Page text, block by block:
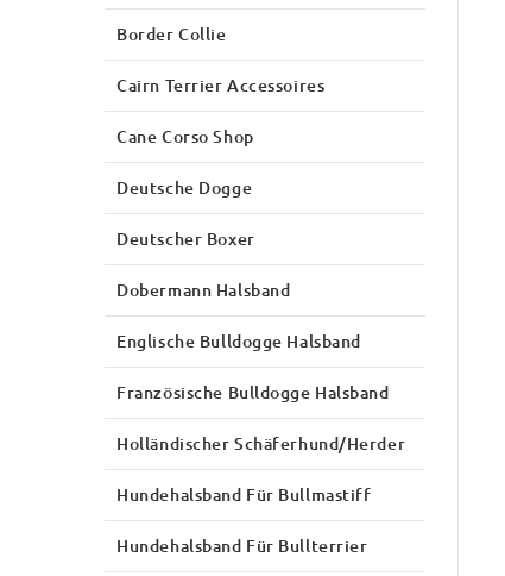
Border Collie
Cairn Terrier Accessoires
Cane Corso Shop
Deutsche Dogge
Deutscher Boxer
Dobermann Halsband
Englische Bulldogge Halsband
Französische Bulldogge Halsband
Holländischer Schäferhund/Herder
Hundehalsband Für Bullmastiff
Hundehalsband Für Bullterrier